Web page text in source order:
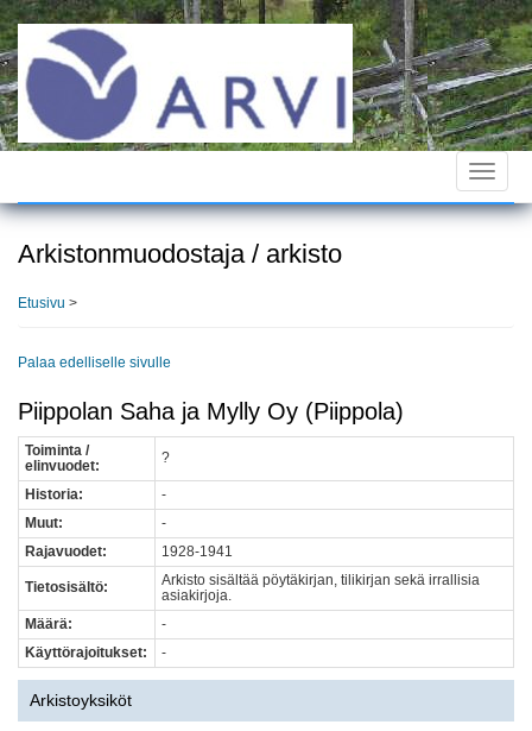
Hyppää
pääsisältöön
Toggle
Arkistonmuodostaja / arkisto
Etusivu >
Palaa edelliselle sivulle
Piippolan Saha ja Mylly Oy (Piippola)
Toiminta /
elinvuodet:
?
Historia:
-
Muut:
-
Rajavuodet:
1928-1941
Tietosisältö:
Arkisto sisältää pöytäkirjan, tilikirjan sekä irrallisia
asiakirjoja.
Määrä:
-
Käyttörajoitukset:
-
Arkistoyksiköt